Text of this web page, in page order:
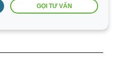
GỌI TƯ VẤN